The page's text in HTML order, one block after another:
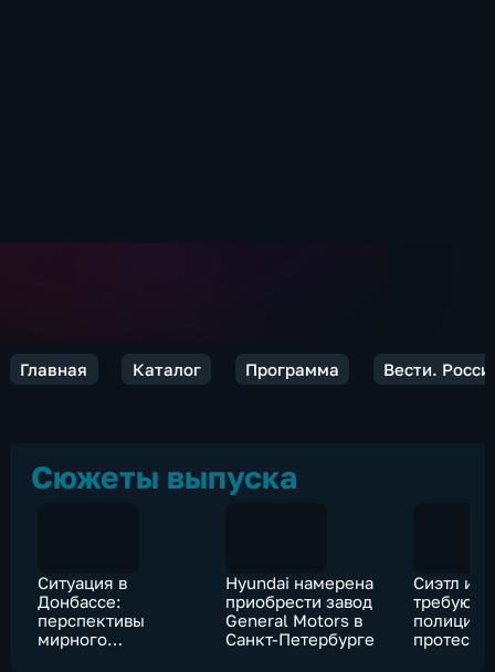
Главная Каталог Программа Вести.
Сюжеты выпуска
Ситуация в
Донбассе:
перспективы
мирного
Hyundai намерена
приобрести завод
General Motors в
Санкт-Петербурге
Сиэтл и
требуют
полиция